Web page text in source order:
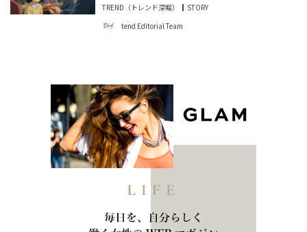
TREND（トレンド深堀）
STORY
tend Editorial Team